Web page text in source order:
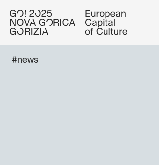
#news